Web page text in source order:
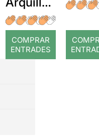
: Coral
romput
COMPRAR
ENTRADES